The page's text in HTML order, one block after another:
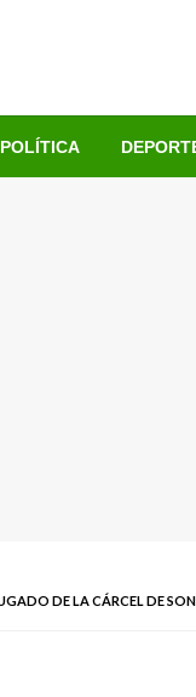
POLÍTICA
DE LA CÁRCEL DE